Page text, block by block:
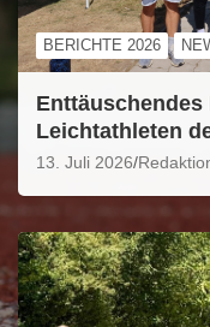
BERICHTE 2026
Enttäuschendes
Leichtathleten
13. Juli 2026